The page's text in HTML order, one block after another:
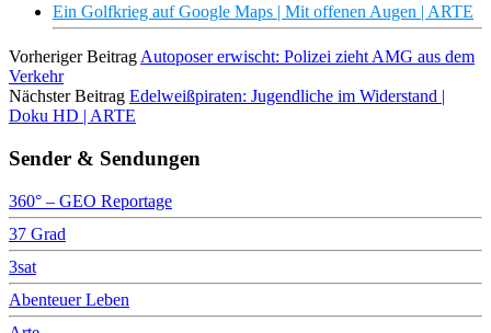
Ein Golfkrieg auf Google Maps | Mit offenen Augen | ARTE
Vorheriger Beitrag Autoposer erwischt: Polizei zieht AMG aus dem
Verkehr
Nächster Beitrag Edelweißpiraten: Jugendliche im Widerstand |
Doku HD | ARTE
Sender & Sendungen
360° – GEO Reportage
37 Grad
3sat
Abenteuer Leben